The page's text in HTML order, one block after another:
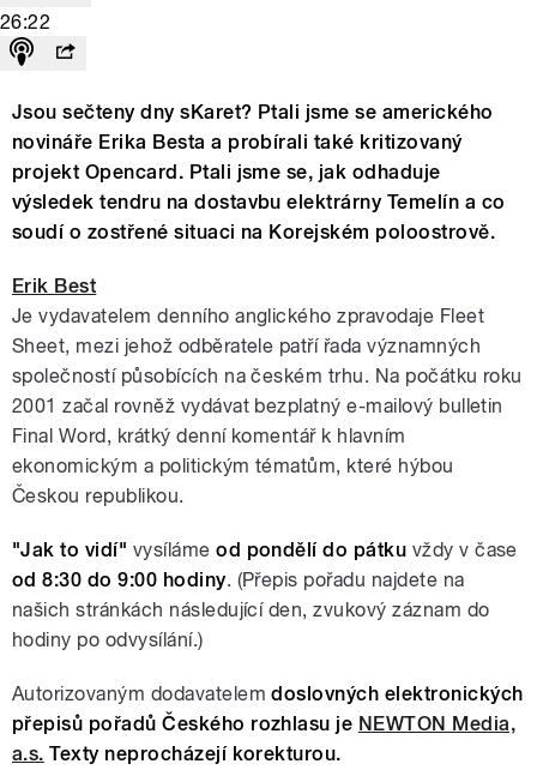
26:22
Jsou sečteny dny sKaret? Ptali jsme se amerického
novináře Erika Besta a probírali také kritizovaný
projekt Opencard. Ptali jsme se, jak odhaduje
výsledek tendru na dostavbu elektrárny Temelín a co
soudí o zostřené situaci na Korejském poloostrově.
Erik Best
Je vydavatelem denního anglického zpravodaje Fleet
Sheet, mezi jehož odběratele patří řada významných
společností působících na českém trhu. Na počátku roku
2001 začal rovněž vydávat bezplatný e-mailový bulletin
Final Word, krátký denní komentář k hlavním
ekonomickým a politickým tématům, které hýbou
Českou republikou.
"Jak to vidí" vysílámeod pondělí do pátku vždy v čase
od 8:30 do 9:00 hodiny. (Přepis pořadu najdete na
našich stránkách následující den, zvukový záznam do
hodiny po odvysílání.)
Autorizovaným dodavatelem doslovných elektronických
přepisů pořadů Českého rozhlasu je NEWTON Media,
a.s. Texty neprocházejí korekturou.